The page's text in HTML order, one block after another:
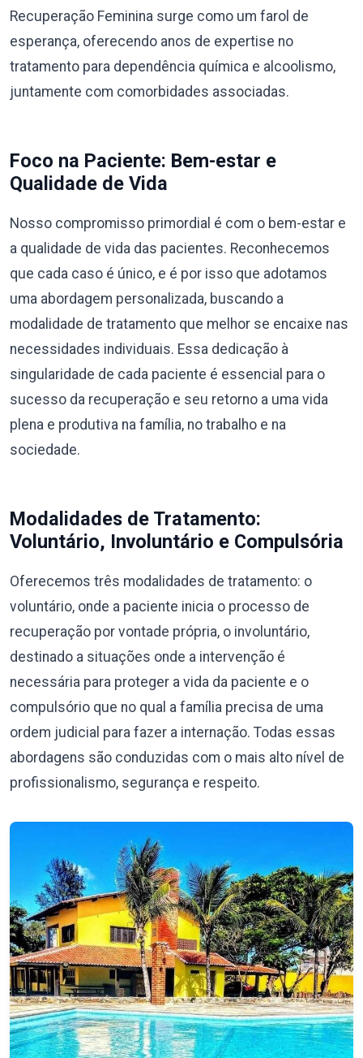
Recuperação Feminina surge como um farol de
esperança, oferecendo anos de expertise no
tratamento para dependência química e alcoolismo,
juntamente com comorbidades associadas.
Foco na Paciente: Bem-estar e
Qualidade de Vida
Nosso compromisso primordial é com o bem-estar e
a qualidade de vida das pacientes. Reconhecemos
que cada caso é único, e é por isso que adotamos
uma abordagem personalizada, buscando a
modalidade de tratamento que melhor se encaixe nas
necessidades individuais. Essa dedicação à
singularidade de cada paciente é essencial para o
sucesso da recuperação e seu retorno a uma vida
plena e produtiva na família, no trabalho e na
sociedade.
Modalidades de Tratamento:
Voluntário, Involuntário e Compulsória
Oferecemos três modalidades de tratamento: o
voluntário, onde a paciente inicia o processo de
recuperação por vontade própria, o involuntário,
destinado a situações onde a intervenção é
necessária para proteger a vida da paciente e o
compulsório que no qual a família precisa de uma
ordem judicial para fazer a internação. Todas essas
abordagens são conduzidas com o mais alto nível de
profissionalismo, segurança e respeito.